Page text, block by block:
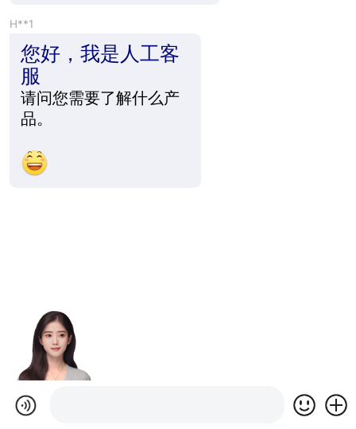
H**1
您好，我是人工客
服
请问您需要了解什么产
品。